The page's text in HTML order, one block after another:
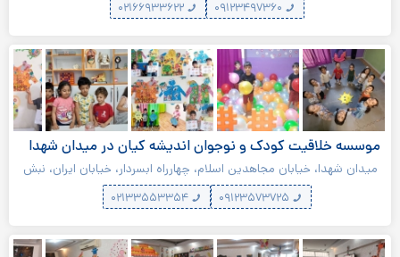
موسسه خلاقیت کودک و نوجوان اندیشه کیان در میدان شهدا
میدان شهدا، خیابان مجاهدین اسلام، چهارراه ابسردار، خیابان ایران، نبش
کوچه میراسماعیلی، پلاک ۲۸۲